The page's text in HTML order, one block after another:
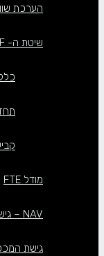
הערכת
שיטת ה- DCF
מודל FTE
NAV – גישת השווי הנכסי הנקי
גישת